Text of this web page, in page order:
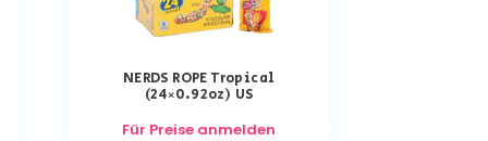
NERDS ROPE Tropical
(24×0.92oz) US
Für Preise anmelden